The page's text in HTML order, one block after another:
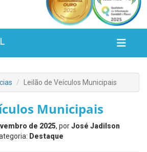
Leilão de Veículos Municipais
Municipais
de 2025, porJosé Jadilson
Destaque